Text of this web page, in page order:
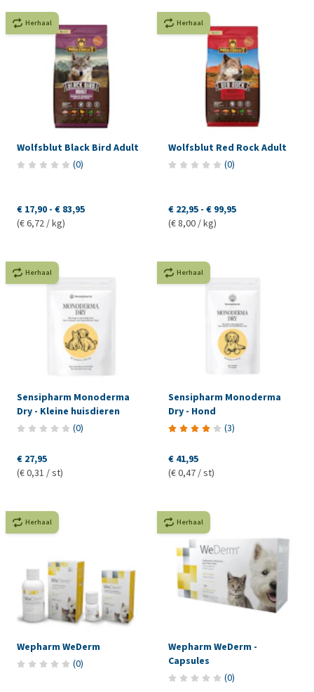
Herhaal
Wolfsblut Black Bird Adult
(0)
€ 17,90 - € 83,95
(€ 6,72 / kg)
Herhaal
Wolfsblut Red Rock Adult
(0)
€ 22,95 - € 99,95
(€ 8,00 / kg)
Herhaal
Sensipharm Monoderma
Dry - Kleine huisdieren
(0)
€ 27,95
(€ 0,31 / st)
Herhaal
Sensipharm Monoderma
Dry - Hond
(3)
€ 41,95
(€ 0,47 / st)
Herhaal
Wepharm WeDerm
(0)
Herhaal
Wepharm WeDerm -
Capsules
(0)